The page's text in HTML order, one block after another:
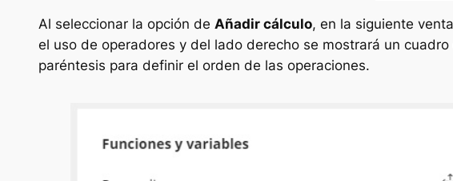
Al seleccionar la opción de Añadir cálculo, en la siguiente
el uso de operadores y del lado derecho se mostrará un
paréntesis para definir el orden de las operaciones.